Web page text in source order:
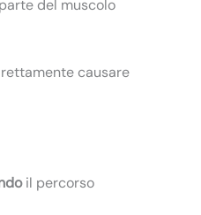
del muscolo
causare
il percorso